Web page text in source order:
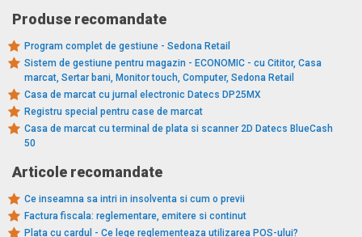
Produse recomandate
Program complet de gestiune - Sedona Retail
Sistem de gestiune pentru magazin - ECONOMIC - cu Cititor, Casa
marcat, Sertar bani, Monitor touch, Computer, Sedona Retail
Casa de marcat cu jurnal electronic Datecs DP25MX
Registru special pentru case de marcat
Casa de marcat cu terminal de plata si scanner 2D Datecs BlueCash
50
Articole recomandate
Ce inseamna sa intri in insolventa si cum o previi
Factura fiscala: reglementare, emitere si continut
Plata cu cardul - Ce lege reglementeaza utilizarea POS-ului?